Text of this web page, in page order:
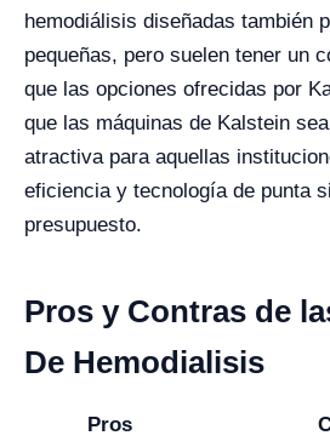
hemodiálisis diseñadas también
pequeñas, pero suelen tener un
que las opciones ofrecidas por
que las máquinas de Kalstein
atractiva para aquellas
eficiencia y tecnología de punta
presupuesto.
Pros y Contras de
De Hemodialisis
Pros